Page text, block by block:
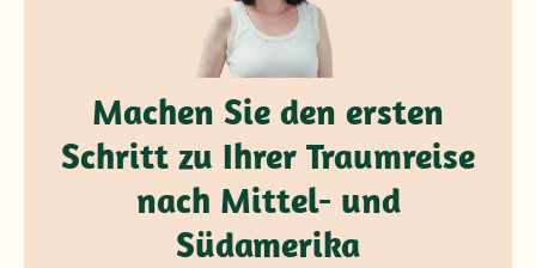
Machen Sie den ersten
Schritt zu Ihrer Traumreise
nach Mittel- und
Südamerika